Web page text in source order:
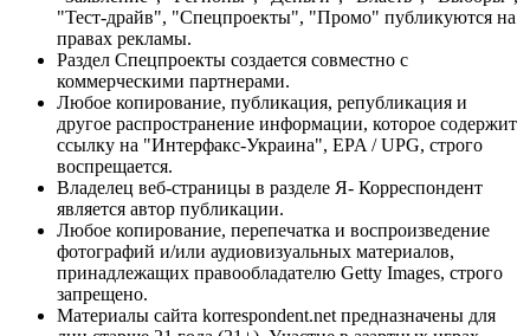
"Тест-драйв", "Спецпроекты", "Промо" публикуются на
правах рекламы.
Раздел Спецпроекты создается совместно с
коммерческими партнерами.
Любое копирование, публикация, републикация и
другое распространение информации, которое содержит
ссылку на "Интерфакс-Украина", EPA / UPG, строго
воспрещается.
Владелец веб-страницы в разделе Я- Корреспондент
является автор публикации.
Любое копирование, перепечатка и воспроизведение
фотографий и/или аудиовизуальных материалов,
принадлежащих правообладателю Getty Images, строго
запрещено.
Материалы сайта korrespondent.net предназначены для